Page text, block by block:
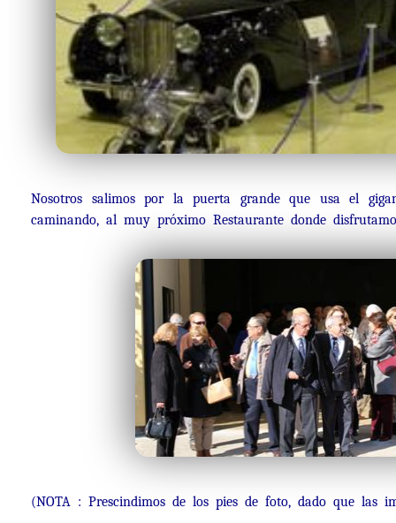
Nosotros salimos por la puerta grande que usa el
caminando, al muy próximo Restaurante donde
(NOTA : Prescindimos de los pies de foto, dado que las